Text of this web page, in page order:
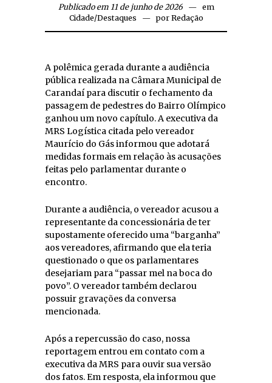
Publicado em 11 de junho de 2026
em
Cidade/Destaques por Redação
A polêmica gerada durante a audiência
pública realizada na Câmara Municipal de
Carandaí para discutir o fechamento da
passagem de pedestres do Bairro Olímpico
ganhou um novo capítulo. A executiva da
MRS Logística citada pelo vereador
Maurício do Gás informou que adotará
medidas formais em relação às acusações
feitas pelo parlamentar durante o
encontro.
Durante a audiência, o vereador acusou a
representante da concessionária de ter
supostamente oferecido uma “barganha”
aos vereadores, afirmando que ela teria
questionado o que os parlamentares
desejariam para “passar mel na boca do
povo”. O vereador também declarou
possuir gravações da conversa
mencionada.
Após a repercussão do caso, nossa
reportagem entrou em contato com a
executiva da MRS para ouvir sua versão
dos fatos. Em resposta, ela informou que